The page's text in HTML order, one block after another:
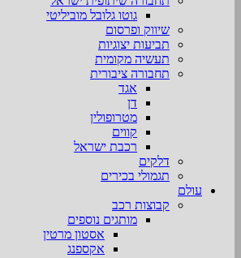
גוטו גלובל מוביליטי
שיווק ופרסום
תביעות יצוגיות
תעשיה מקומית
תחבורה ציבורית
אגד
דן
מטרופולין
קווים
רכבת ישראל
דלקים
תגמולי בכירים
עולם
קבוצות רכב
מותגים נוספים
אסטון מרטין
אקספנג